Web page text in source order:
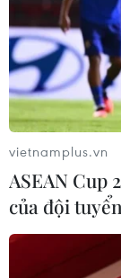
vietnamplus.vn
ASEAN Cup
của đội